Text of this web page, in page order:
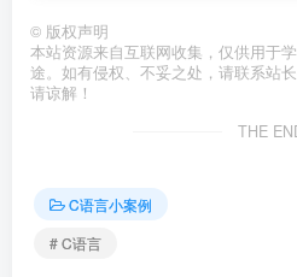
© 版权声明
本站资源来自互联网收集，仅供用于
途。如有侵权、不妥之处，请联系站
请谅解！
THE
C语言小案例
# C语言